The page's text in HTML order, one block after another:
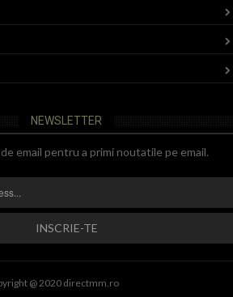
NEWSLETTER
email pentru a primi noutatile pe email.
@ 2020 directmm.ro